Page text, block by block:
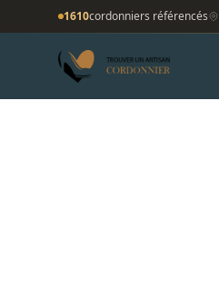
1610cordonniers référencés